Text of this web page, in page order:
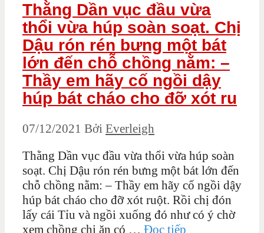
Thằng Dần vục đầu vừa
thổi vừa húp soàn soạt. Chị
Dậu rón rén bưng một bát
lớn đến chỗ chồng nằm: –
Thầy em hãy cố ngồi dậy
húp bát cháo cho đỡ xót ru
07/12/2021 Bởi Everleigh
Thằng Dần vục đầu vừa thổi vừa húp soàn
soạt. Chị Dậu rón rén bưng một bát lớn đến
chỗ chồng nằm: – Thầy em hãy cố ngồi dậy
húp bát cháo cho đỡ xót ruột. Rồi chị đón
lấy cái Tỉu và ngồi xuống đó như có ý chờ
xem chồng chị ăn có … Đọc tiếp